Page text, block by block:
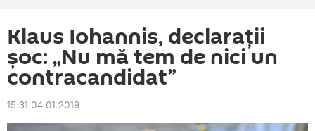
Klaus Iohannis, declaraţii
şoc: „Nu mă tem de nici un
contracandidat”
15:31 04.01.2019